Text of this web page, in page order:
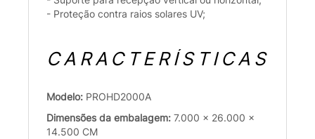
- Proteção contra raios solares UV;
CARACTERÍSTICAS
Modelo: PROHD2000A
Dimensões da embalagem: 7.000 x 26.000 x
14.500 CM